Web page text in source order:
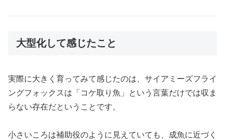
大型化して感じたこと
実際に大きく育ってみて感じたのは、サイアミーズフライ
ングフォックスは「コケ取り魚」という言葉だけでは収ま
らない存在だということです。
小さいころは補助役のように見えていても、成魚に近づく